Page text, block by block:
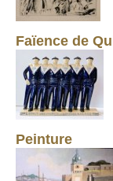
Faïence de
Peinture